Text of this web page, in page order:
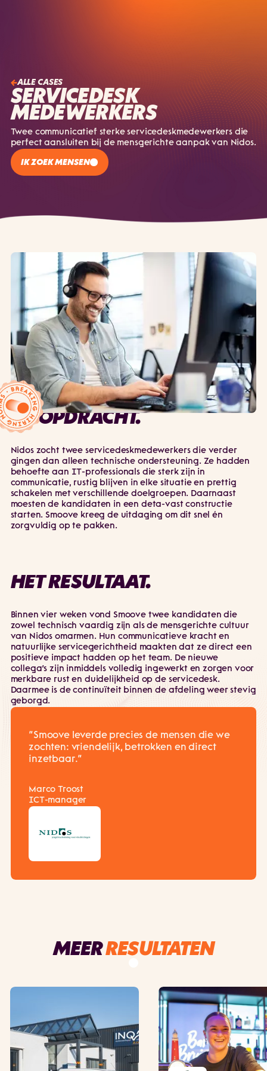
ALLE CASES
SERVICEDESK
MEDEWERKERS
Twee communicatief sterke servicedeskmedewerkers die
perfect aansluiten bij de mensgerichte aanpak van Nidos.
IK ZOEK MENSEN
IT Werving & Selectie Detavast
DE OPDRACHT.
Nidos zocht twee servicedeskmedewerkers die verder
gingen dan alleen technische ondersteuning. Ze hadden
behoefte aan IT-professionals die sterk zijn in
communicatie, rustig blijven in elke situatie en prettig
schakelen met verschillende doelgroepen. Daarnaast
moesten de kandidaten in een deta-vast constructie
starten. Smoove kreeg de uitdaging om dit snel én
zorgvuldig op te pakken.
HET RESULTAAT.
Binnen vier weken vond Smoove twee kandidaten die
zowel technisch vaardig zijn als de mensgerichte cultuur
van Nidos omarmen. Hun communicatieve kracht en
natuurlijke servicegerichtheid maakten dat ze direct een
positieve impact hadden op het team. De nieuwe
collega’s zijn inmiddels volledig ingewerkt en zorgen voor
merkbare rust en duidelijkheid op de servicedesk.
Daarmee is de continuïteit binnen de afdeling weer stevig
geborgd.
“Smoove leverde precies de mensen die we
zochten: vriendelijk, betrokken en direct
inzetbaar.”
Marco Troost
ICT-manager
MEERRESULTATEN